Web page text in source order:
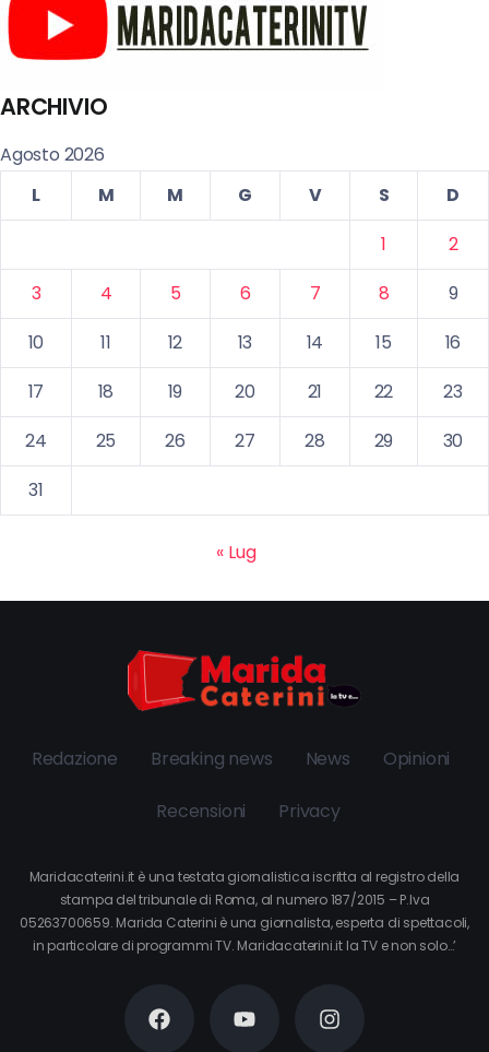
ARCHIVIO
Agosto 2026
L
M M G V S
D
1
2
3
4 5 6 7 8
9
10
11 12 13 14 15
16
17
18 19 20 21 22
23
24
25 26 27 28 29
30
31
« Lug
Redazione Breaking news News Opinioni
Recensioni Privacy
Maridacaterini.it è una testata giornalistica iscritta al registro della
stampa del tribunale di Roma, al numero 187/2015 – P.Iva
05263700659. Marida Caterini è una giornalista, esperta di spettacoli,
in particolare di programmi TV. Maridacaterini.it la TV e non solo…’